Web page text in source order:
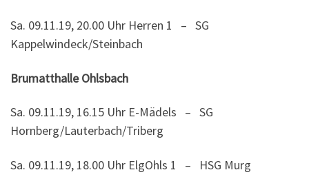
Sa. 09.11.19, 20.00 Uhr Herren 1 – SG
Kappelwindeck/Steinbach
Brumatthalle Ohlsbach
Sa. 09.11.19, 16.15 Uhr E-Mädels – SG
Hornberg/Lauterbach/Triberg
Sa. 09.11.19, 18.00 Uhr ElgOhls 1 – HSG Murg